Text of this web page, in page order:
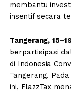
membantu
insentif secara
Tangerang,
berpartisipasi
di Indonesia
Tangerang.
ini, FlazzTax